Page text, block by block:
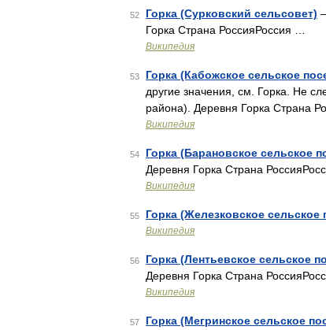
52 Горка (Сурковский сельсовет)
Горка Страна РоссияРоссия …
Википедия
53 Горка (Кабожское сельское
другие значения, см. Горка. Не
района). Деревня Горка Страна
Википедия
54 Горка (Барановское сельское
Деревня Горка Страна
Википедия
55 Горка (Железковское сельское
Википедия
56 Горка (Лентьевское сельское
Деревня Горка Страна
Википедия
57 Горка (Мегринское сельское